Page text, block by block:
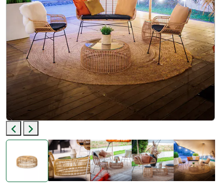
Previous
Next